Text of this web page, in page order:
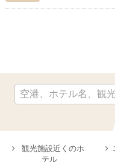
観光施設近くのホ
テル